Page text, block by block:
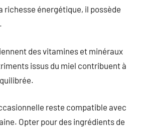
richesse énergétique, il possède
des vitamines et minéraux
issus du miel contribuent à
reste compatible avec
Opter pour des ingrédients de